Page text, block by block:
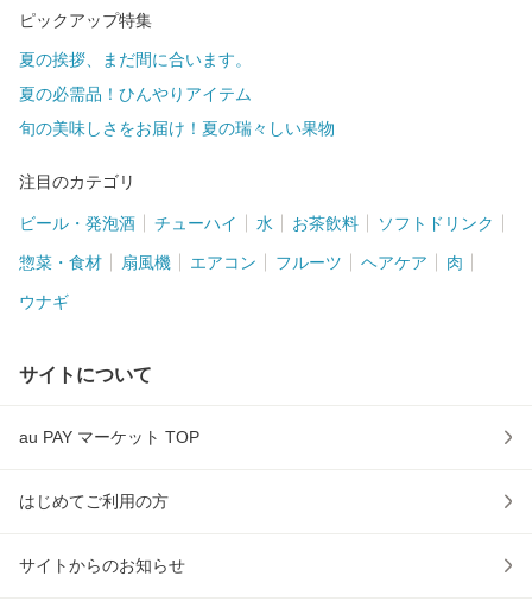
ピックアップ特集
夏の挨拶、まだ間に合います。
夏の必需品！ひんやりアイテム
旬の美味しさをお届け！夏の瑞々しい果物
注目のカテゴリ
ビール・発泡酒 チューハイ 水 お茶飲料 ソフトドリンク
惣菜・食材 扇風機 エアコン フルーツ ヘアケア 肉
ウナギ
サイトについて
au PAY マーケット TOP
はじめてご利用の方
サイトからのお知らせ